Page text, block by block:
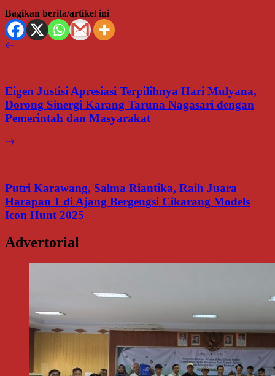
Bagikan berita/artikel ini
Eigen Justisi Apresiasi Terpilihnya Hari Mulyana,
Dorong Sinergi Karang Taruna Nagasari dengan
Pemerintah dan Masyarakat
Putri Karawang, Salma Riantika, Raih Juara
Harapan 1 di Ajang Bergengsi Cikarang Models
Icon Hunt 2025
Advertorial